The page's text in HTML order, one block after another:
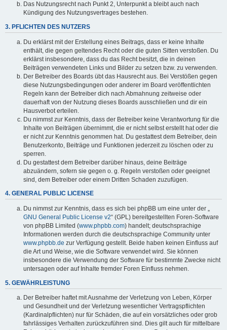
Das Nutzungsrecht nach Punkt 2, Unterpunkt a bleibt auch nach
Kündigung des Nutzungsvertrages bestehen.
3. PFLICHTEN DES NUTZERS
Du erklärst mit der Erstellung eines Beitrags, dass er keine Inhalte
enthält, die gegen geltendes Recht oder die guten Sitten verstoßen. Du
erklärst insbesondere, dass du das Recht besitzt, die in deinen
Beiträgen verwendeten Links und Bilder zu setzen bzw. zu verwenden.
Der Betreiber des Boards übt das Hausrecht aus. Bei Verstößen gegen
diese Nutzungsbedingungen oder anderer im Board veröffentlichten
Regeln kann der Betreiber dich nach Abmahnung zeitweise oder
dauerhaft von der Nutzung dieses Boards ausschließen und dir ein
Hausverbot erteilen.
Du nimmst zur Kenntnis, dass der Betreiber keine Verantwortung für die
Inhalte von Beiträgen übernimmt, die er nicht selbst erstellt hat oder die
er nicht zur Kenntnis genommen hat. Du gestattest dem Betreiber, dein
Benutzerkonto, Beiträge und Funktionen jederzeit zu löschen oder zu
sperren.
Du gestattest dem Betreiber darüber hinaus, deine Beiträge
abzuändern, sofern sie gegen o. g. Regeln verstoßen oder geeignet
sind, dem Betreiber oder einem Dritten Schaden zuzufügen.
4. GENERAL PUBLIC LICENSE
Du nimmst zur Kenntnis, dass es sich bei phpBB um eine unter der „
GNU General Public License v2“ (GPL) bereitgestellten Foren-Software
von phpBB Limited (www.phpbb.com) handelt; deutschsprachige
Informationen werden durch die deutschsprachige Community unter
www.phpbb.de zur Verfügung gestellt. Beide haben keinen Einfluss auf
die Art und Weise, wie die Software verwendet wird. Sie können
insbesondere die Verwendung der Software für bestimmte Zwecke nicht
untersagen oder auf Inhalte fremder Foren Einfluss nehmen.
5. GEWÄHRLEISTUNG
Der Betreiber haftet mit Ausnahme der Verletzung von Leben, Körper
und Gesundheit und der Verletzung wesentlicher Vertragspflichten
(Kardinalpflichten) nur für Schäden, die auf ein vorsätzliches oder grob
fahrlässiges Verhalten zurückzuführen sind. Dies gilt auch für mittelbare